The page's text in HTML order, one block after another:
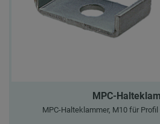
MPC-
MPC-Halteklammer, M10 für